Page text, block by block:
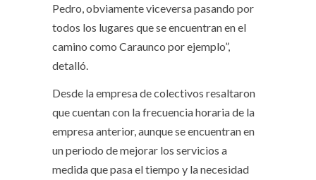
Pedro, obviamente viceversa pasando por
todos los lugares que se encuentran en el
camino como Caraunco por ejemplo”,
detalló.
Desde la empresa de colectivos resaltaron
que cuentan con la frecuencia horaria de la
empresa anterior, aunque se encuentran en
un periodo de mejorar los servicios a
medida que pasa el tiempo y la necesidad